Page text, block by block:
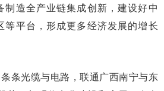
制造全产业链集成创新，建设好中
等平台，形成更多经济发展的增长
条光缆与电路，联通广西南宁与东